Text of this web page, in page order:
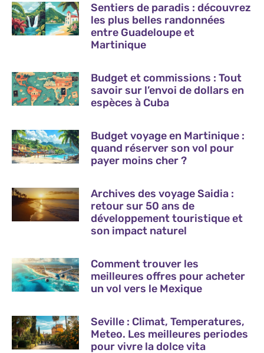
Sentiers de paradis : découvrez
les plus belles randonnées
entre Guadeloupe et
Martinique
Budget et commissions : Tout
savoir sur l’envoi de dollars en
espèces à Cuba
Budget voyage en Martinique :
quand réserver son vol pour
payer moins cher ?
Archives des voyage Saidia :
retour sur 50 ans de
développement touristique et
son impact naturel
Comment trouver les
meilleures offres pour acheter
un vol vers le Mexique
Seville : Climat, Temperatures,
Meteo. Les meilleures periodes
pour vivre la dolce vita